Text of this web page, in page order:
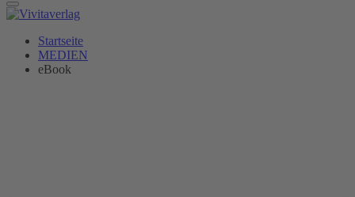
Startseite
MEDIEN
eBook